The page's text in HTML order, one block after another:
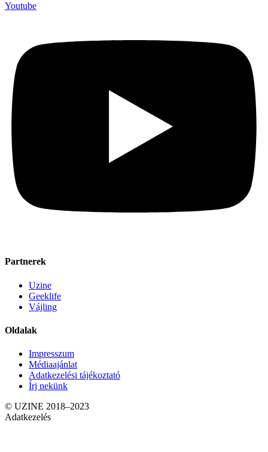
Youtube
Partnerek
Uzine
Geeklife
Vájling
Oldalak
Impresszum
Médiaajánlat
Adatkezelési tájékoztató
Írj nekünk
© UZINE 2018–2023
Adatkezelés